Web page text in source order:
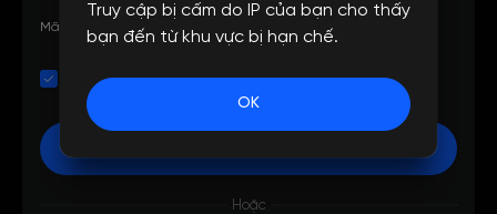
Mã giới thiệu hoặc UID của người giới thiệu (không bắt buộc)
Chính sách quyền riêng tư
Hoặc
Truy cập bị cấm do IP của bạn cho thấy
bạn đến từ khu vực bị hạn chế.
OK